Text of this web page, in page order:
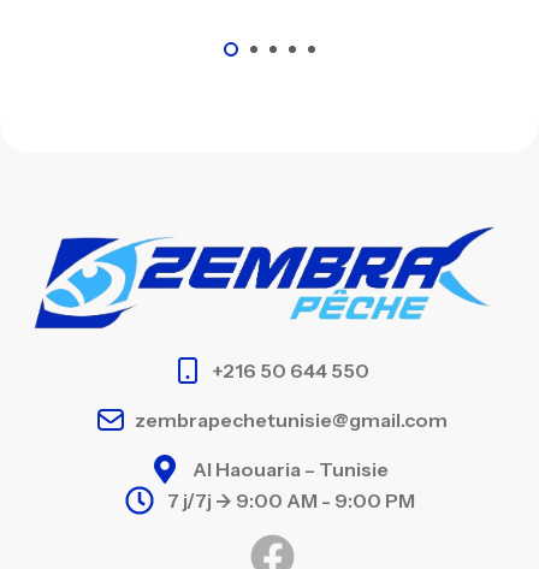
+216 50 644 550
zembrapechetunisie@gmail.com
Al Haouaria – Tunisie
7 j/7j -> 9:00 AM - 9:00 PM